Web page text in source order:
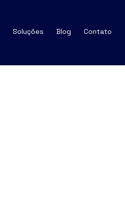
Soluções Blog Contato